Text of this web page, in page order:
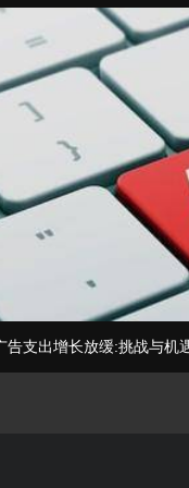
告支出增长放缓:挑战与机